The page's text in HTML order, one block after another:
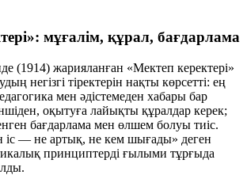
мұғалім, құрал, бағдарлама
(1914) жарияланған «Мектеп керектері»
негізгі тіректерін нақты көрсетті: ең
мен әдістемеден хабары бар
оқытуға лайықты құралдар керек;
бағдарлама мен өлшем болуы тиіс.
іс — не артық, не кем шығады» деген
принциптерді ғылыми тұрғыда